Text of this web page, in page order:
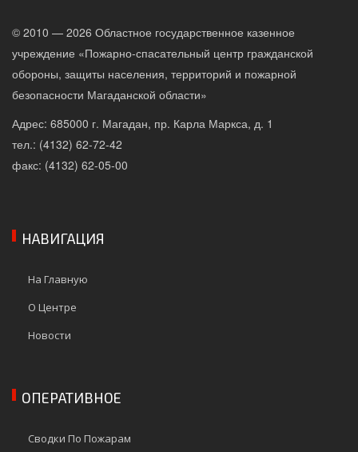
© 2010 — 2026 Областное государственное казенное
учреждение «Пожарно-спасательный центр гражданской
обороны, защиты населения, территорий и пожарной
безопасности Магаданской области»
Адрес: 685000 г. Магадан, пр. Карла Маркса, д. 1
тел.: (4132) 62-72-42
факс: (4132) 62-05-00
НАВИГАЦИЯ
На Главную
О Центре
Новости
ОПЕРАТИВНОЕ
Сводки По Пожарам